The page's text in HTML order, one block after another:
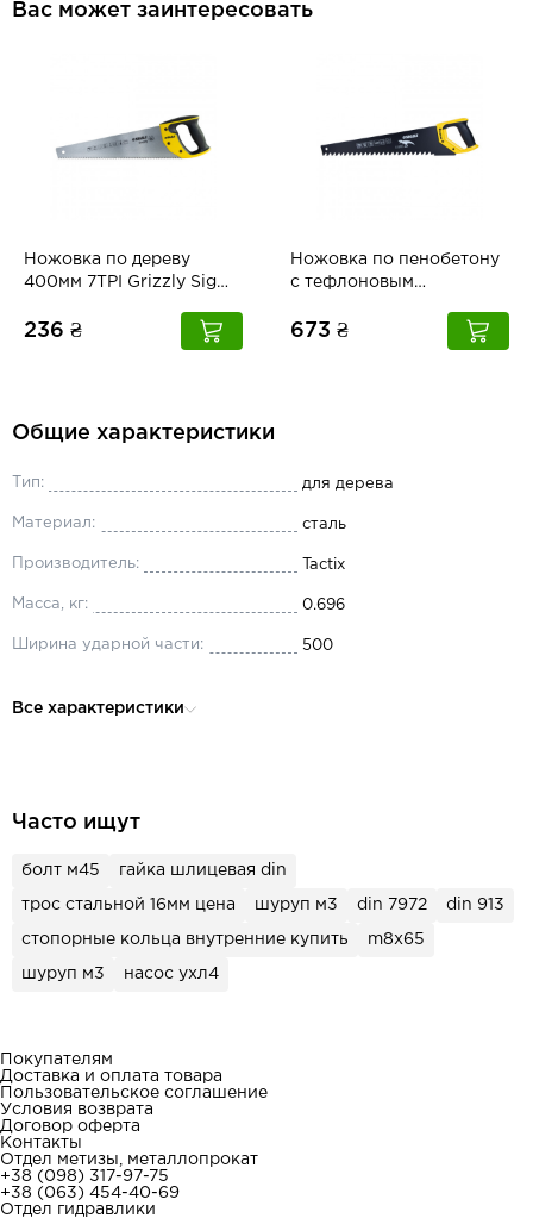
Вас может заинтересовать
Ножовка по дереву
400мм 7TPI Grizzly Sigma
236 ₴
Ножовка по пенобетону
с тефлоновым
Sigma (4403231)
673 ₴
Общие характеристики
Тип: для дерева
Материал: сталь
Производитель: Tactix
Масса, кг: 0.696
Ширина ударной части: 500
Все характеристики
Часто ищут
болт м45 гайка шлицевая din
трос стальной 16мм цена шуруп м3 din 7972 din 913
стопорные кольца внутренние купить m8x65
шуруп м3 насос ухл4
Покупателям
Доставка и оплата товара
Пользовательское соглашение
Условия возврата
Договор оферта
Контакты
Отдел метизы, металлопрокат
+38 (098) 317-97-75
+38 (063) 454-40-69
Отдел гидравлики